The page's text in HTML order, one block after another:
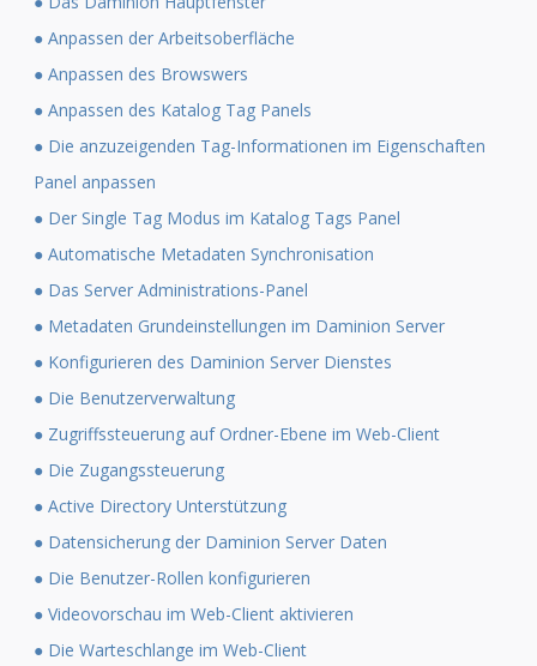
● Anpassen der Arbeitsoberfläche
● Anpassen des Browswers
● Anpassen des Katalog Tag Panels
● Die anzuzeigenden Tag-Informationen im Eigenschaften
Panel anpassen
● Der Single Tag Modus im Katalog Tags Panel
● Automatische Metadaten Synchronisation
● Das Server Administrations-Panel
● Metadaten Grundeinstellungen im Daminion Server
● Konfigurieren des Daminion Server Dienstes
● Die Benutzerverwaltung
● Zugriffssteuerung auf Ordner-Ebene im Web-Client
● Die Zugangssteuerung
● Active Directory Unterstützung
● Datensicherung der Daminion Server Daten
● Die Benutzer-Rollen konfigurieren
● Videovorschau im Web-Client aktivieren
● Die Warteschlange im Web-Client